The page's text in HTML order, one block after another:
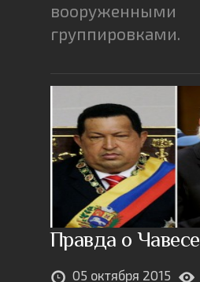
вооруженными
группировками.
Правда о Чавесе
05 октября 2015